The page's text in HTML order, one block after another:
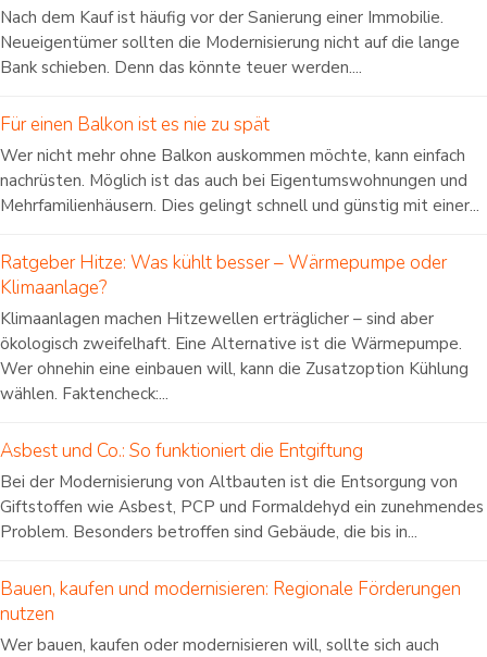
Nach dem Kauf ist häufig vor der Sanierung einer Immobilie.
Neueigentümer sollten die Modernisierung nicht auf die lange
Bank schieben. Denn das könnte teuer werden....
Für einen Balkon ist es nie zu spät
Wer nicht mehr ohne Balkon auskommen möchte, kann einfach
nachrüsten. Möglich ist das auch bei Eigentumswohnungen und
Mehrfamilienhäusern. Dies gelingt schnell und günstig mit einer...
Ratgeber Hitze: Was kühlt besser – Wärmepumpe oder
Klimaanlage?
Klimaanlagen machen Hitzewellen erträglicher – sind aber
ökologisch zweifelhaft. Eine Alternative ist die Wärmepumpe.
Wer ohnehin eine einbauen will, kann die Zusatzoption Kühlung
wählen. Faktencheck:...
Asbest und Co.: So funktioniert die Entgiftung
Bei der Modernisierung von Altbauten ist die Entsorgung von
Giftstoffen wie Asbest, PCP und Formaldehyd ein zunehmendes
Problem. Besonders betroffen sind Gebäude, die bis in...
Bauen, kaufen und modernisieren: Regionale Förderungen
nutzen
Wer bauen, kaufen oder modernisieren will, sollte sich auch